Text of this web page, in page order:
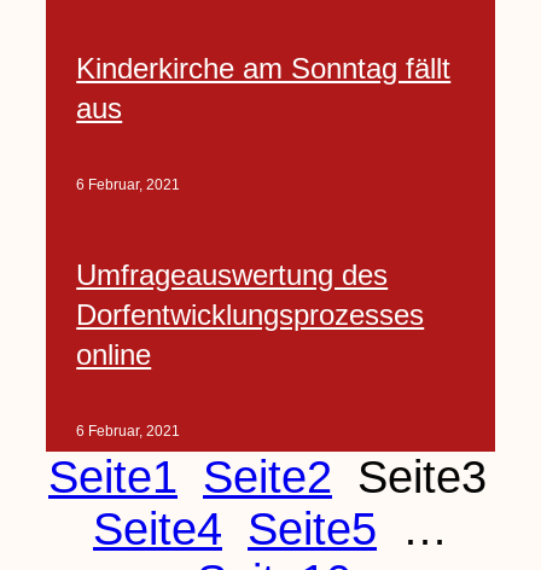
Kinderkirche am Sonntag fällt
aus
6 Februar, 2021
Umfrageauswertung des
Dorfentwicklungsprozesses
online
6 Februar, 2021
Seite1 Seite2 Seite3
Seite4 Seite5
…